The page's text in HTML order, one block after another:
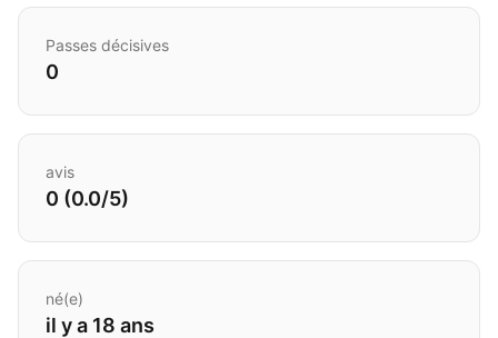
Passes décisives
0
avis
0 (0.0/5)
né(e)
il y a 18 ans